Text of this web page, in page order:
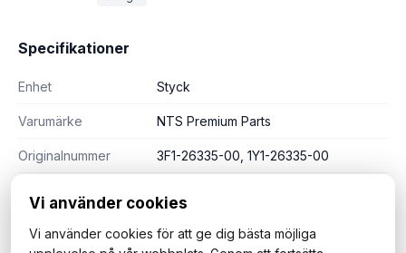
Specifikationer
Enhet Styck
Varumärke NTS Premium Parts
Originalnummer 3F1-26335-00, 1Y1-26335-00
Vi använder cookies
Vi använder cookies för att ge dig bästa möjliga